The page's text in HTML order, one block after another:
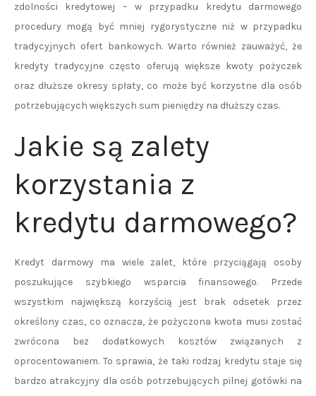
zdolności kredytowej – w przypadku kredytu darmowego
procedury mogą być mniej rygorystyczne niż w przypadku
tradycyjnych ofert bankowych. Warto również zauważyć, że
kredyty tradycyjne często oferują większe kwoty pożyczek
oraz dłuższe okresy spłaty, co może być korzystne dla osób
potrzebujących większych sum pieniędzy na dłuższy czas.
Jakie są zalety
korzystania z
kredytu darmowego?
Kredyt darmowy ma wiele zalet, które przyciągają osoby
poszukujące szybkiego wsparcia finansowego. Przede
wszystkim największą korzyścią jest brak odsetek przez
określony czas, co oznacza, że pożyczona kwota musi zostać
zwrócona bez dodatkowych kosztów związanych z
oprocentowaniem. To sprawia, że taki rodzaj kredytu staje się
bardzo atrakcyjny dla osób potrzebujących pilnej gotówki na